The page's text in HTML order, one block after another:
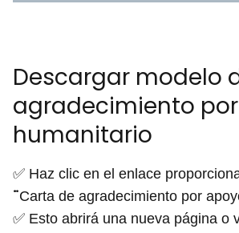
Descargar modelo
agradecimiento
humanitario
✅ Haz clic en el enlace
¨Carta de agradecimiento por
✅ Esto abrirá una nueva página o